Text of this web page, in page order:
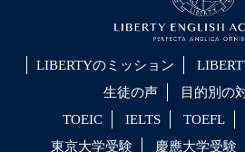
LIBERTYのミッション
生徒の声
目的別の
TOEIC
IELTS TOEFL
東京大学受験
慶應大学受験